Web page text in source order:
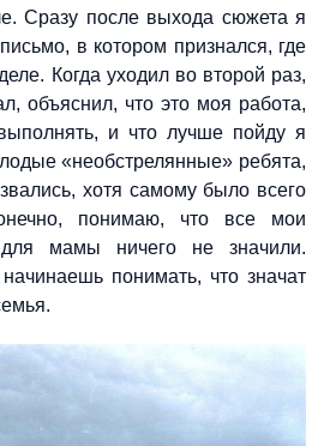
Сразу после выхода сюжета я
в котором признался, где
Когда уходил во второй раз,
объяснил, что это моя работа,
и что лучше пойду я
«необстрелянные» ребята,
хотя самому было всего
понимаю, что все мои
для мамы ничего не значили.
понимать, что значат